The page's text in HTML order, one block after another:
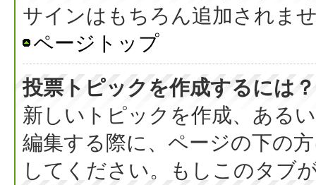
サインはもちろん追加されま
ページトップ
投票トピックを作成するには？
新しいトピックを作成、ある
編集する際に、ページの下の
してください。もしこのタブ